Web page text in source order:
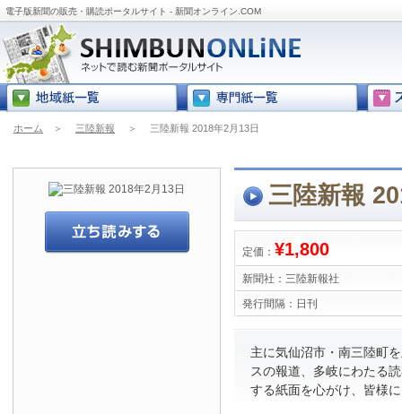
電子版新聞の販売・購読ポータルサイト - 新聞オンライン.COM
ホーム ＞ 三陸新報 ＞ 三陸新報 2018年2月13日
三陸新報
定価： ¥1,800
新聞社： 三陸新報社
発行間隔： 日刊
主に気仙沼市・南三陸町
スの報道、多岐にわたる
する紙面を心がけ、皆様